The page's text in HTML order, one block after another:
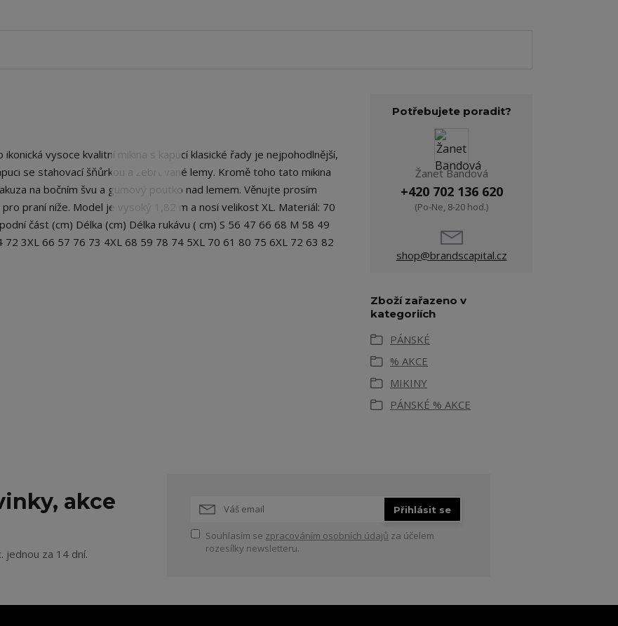
ikonická vysoce kvalitní mikina s kapucí klasické řady je nejpohodlnější,
se stahovací šňůrkou a žebrované lemy. Kromě toho tato mikina
na bočním švu a gumový poutko nad lemem. Věnujte prosím
praní níže. Model je vysoký 1,82 m a nosí velikost XL. Materiál: 70
část (cm) Délka (cm) Délka rukávu ( cm) S 56 47 66 68 M 58 49
3XL 66 57 76 73 4XL 68 59 78 74 5XL 70 61 80 75 6XL 72 63 82
Potřebujete poradit?
Žanet Bandová
+420 702 136 620
(Po-Ne, 8-20 hod.)
shop@brandscapital.cz
Zboží zařazeno v
kategoriích
PÁNSKÉ
% AKCE
MIKINY
PÁNSKÉ % AKCE
akce
jednou za 14 dní.
Přihlásit se
Souhlasím se zpracováním osobních údajů za účelem
rozesílky newsletteru.